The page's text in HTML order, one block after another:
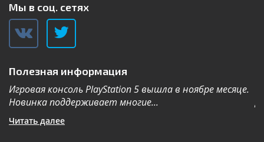
Мы в соц. сетях
Полезная информация
Игровая консоль PlayStation 5 вышла в ноябре месяце.
Новинка поддерживает многие...
Читать далее